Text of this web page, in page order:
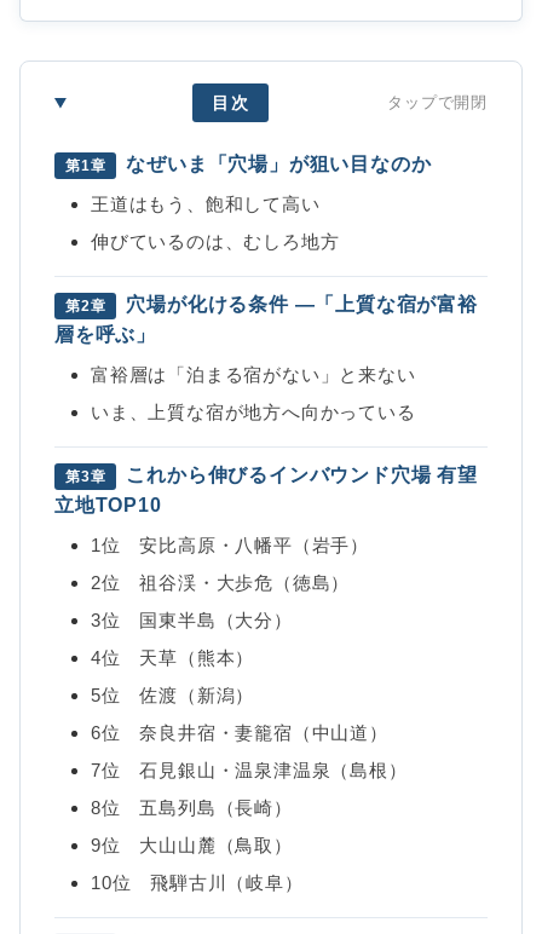
目次 タップで開閉
第1章 なぜいま「穴場」が狙い目なのか
王道はもう、飽和して高い
伸びているのは、むしろ地方
第2章
穴場が化ける条件 ―「上質な宿が富裕
層を呼ぶ」
富裕層は「泊まる宿がない」と来ない
いま、上質な宿が地方へ向かっている
第3章
これから伸びるインバウンド穴場 有望
立地TOP10
1位 安比高原・八幡平（岩手）
2位 祖谷渓・大歩危（徳島）
3位 国東半島（大分）
4位 天草（熊本）
5位 佐渡（新潟）
6位 奈良井宿・妻籠宿（中山道）
7位 石見銀山・温泉津温泉（島根）
8位 五島列島（長崎）
9位 大山山麓（鳥取）
10位 飛騨古川（岐阜）